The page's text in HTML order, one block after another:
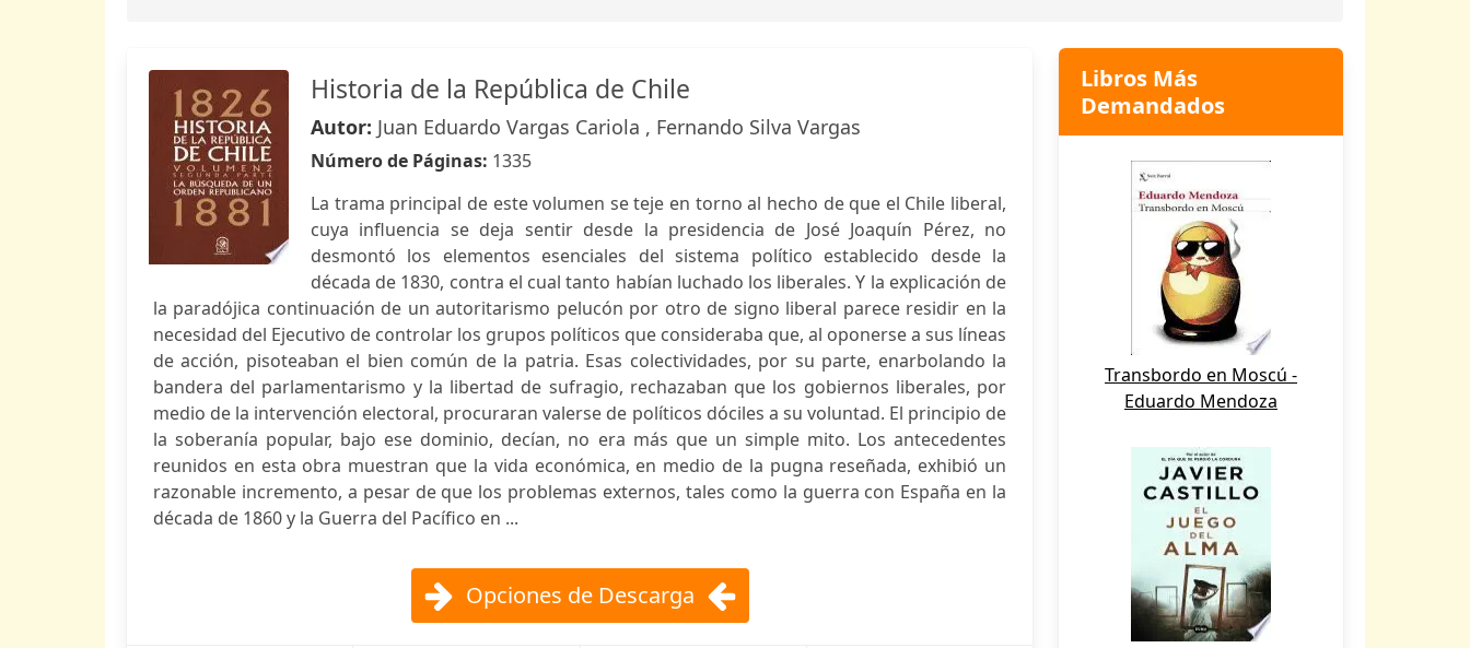
Historia de la República de Chile
Autor: Juan Eduardo Vargas Cariola , Fernando Silva Vargas
Número de Páginas: 1335
La trama principal de este volumen se teje en torno al hecho de que el Chile liberal,
cuya influencia se deja sentir desde la presidencia de José Joaquín Pérez, no
desmontó los elementos esenciales del sistema político establecido desde la
década de 1830, contra el cual tanto habían luchado los liberales. Y la explicación de
la paradójica continuación de un autoritarismo pelucón por otro de signo liberal parece residir en la
necesidad del Ejecutivo de controlar los grupos políticos que consideraba que, al oponerse a sus líneas
de acción, pisoteaban el bien común de la patria. Esas colectividades, por su parte, enarbolando la
bandera del parlamentarismo y la libertad de sufragio, rechazaban que los gobiernos liberales, por
medio de la intervención electoral, procuraran valerse de políticos dóciles a su voluntad. El principio de
la soberanía popular, bajo ese dominio, decían, no era más que un simple mito. Los antecedentes
reunidos en esta obra muestran que la vida económica, en medio de la pugna reseñada, exhibió un
razonable incremento, a pesar de que los problemas externos, tales como la guerra con España en la
década de 1860 y la Guerra del Pacífico en ...
Opciones de Descarga
Libros Más
Demandados
Transbordo en Moscú -
Eduardo Mendoza